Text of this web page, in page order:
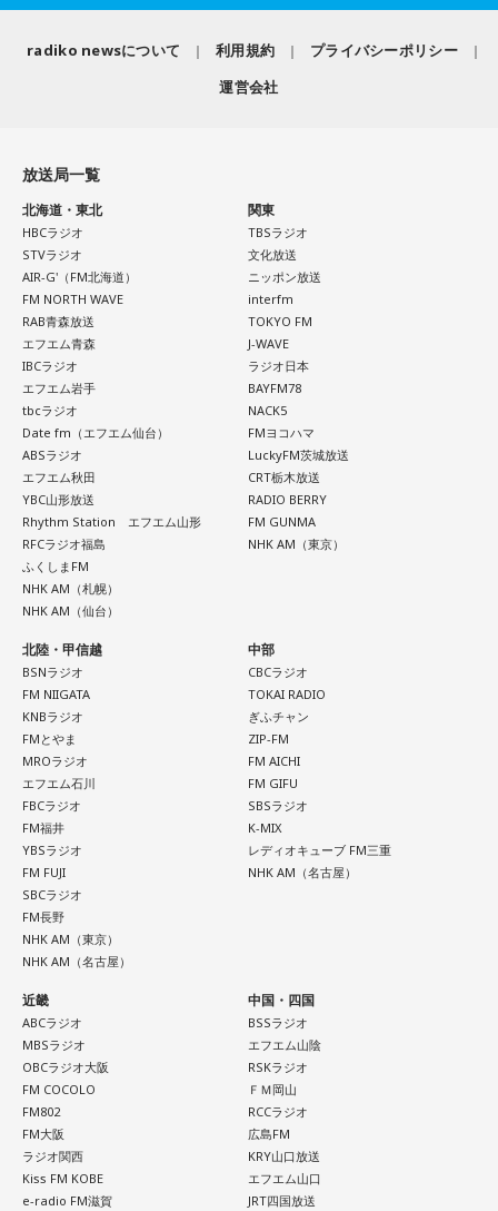
いて考える癖もつけてみて。
4．懐中電灯……本性は「冷静な神様!?」
懐中電灯は「今後の見通し」を暗示しています。あなたは極
こともあるので、時には素直になってみましょう。
＊
天使も悪魔も、どちらもあなたの一部。自分の中の両方を知
っておくことが、いざという時の本当の強さになるのかもし
れません。
■監修者プロフィール：蝶ちょ（ちょうちょ）
池袋占い館セレーネ所属。電話占いメルにも出演。第六感で
人の想いを捉える羅針盤ヒーラー。霊感タロット、四柱推
命、宿曜占星術でオーダーメイドの鑑定を手掛ける。転職、
結婚、離別など多くの経験から、今どう動くべきか悩む人に
寄り添いナビゲートする。
Webサイト： https://selene-uranai.com/
YouTube：https://www.youtube.com/@ataru-uranai
クルト×DeNA」に『ニッポン放送ショウアップナイター』の
スペシャルゲスト解説として登場する。現役時代は『ニッポ
みの髙津だが、『ニッポン放送ショウアップナイター』で解
説を務めるのは2013年以来、13年ぶりとなる。
ペナントレースも終盤に差し掛かり、古巣・ヤクルトにとっ
て勝負の夏となる神宮球場の一戦での髙津氏ならではの視点
に注目が集まる。
『ニッポン放送ショウアップナイター』では、今後も60周年
のアニバーサリーイヤーにふさわしい球界のレジェンドたち
がスペシャルゲスト解説者として登場する。さらに、リスナ
ーにとって嬉しい夏の味覚や現金が当たるプレゼント企画も
実施する。
■髙津臣吾 コメント
「ショウアップナイター」をお聴きの皆さま、ご無沙汰して
おります。
ペナントレース終盤の神宮球場、一つ一つのプレーの重みが
増す独特の緊張感を、ラジオを通じてお伝えできればと思い
ます。
よろしくお願いします！
「ニッポン放送ショウアップナイター ヤクルト×DeNA」
■放送日時：8月15日（土） 17時50分～試合終了 （延長対
応あり）
■スペシャルゲスト解説：髙津臣吾
■実況：師岡正雄アナウンサー
■番組X：@showup1242
■ハッシュタグ：#ショウアップナイター #60n
■メールアドレス：89@1242.com
■番組ホームページ：
https://www.1242.com/showup
radiko newsについて 利用規約
プライバシーポリシー
運営会社
放送局一覧
北海道・東北
HBCラジオ
STVラジオ
AIR-G'（FM北海道）
FM NORTH WAVE
RAB青森放送
エフエム青森
IBCラジオ
エフエム岩手
tbcラジオ
Date fm（エフエム仙台）
ABSラジオ
エフエム秋田
YBC山形放送
Rhythm Station エフエム山形
RFCラジオ福島
ふくしまFM
NHK AM（札幌）
NHK AM（仙台）
関東
TBSラジオ
文化放送
ニッポン放送
interfm
TOKYO FM
J-WAVE
ラジオ日本
BAYFM78
NACK5
FMヨコハマ
LuckyFM茨城放送
CRT栃木放送
RADIO BERRY
FM GUNMA
NHK AM（東京）
北陸・甲信越
BSNラジオ
FM NIIGATA
KNBラジオ
FMとやま
MROラジオ
エフエム石川
FBCラジオ
FM福井
YBSラジオ
FM FUJI
SBCラジオ
FM長野
NHK AM（東京）
NHK AM（名古屋）
中部
CBCラジオ
TOKAI RADIO
ぎふチャン
ZIP-FM
FM AICHI
FM GIFU
SBSラジオ
K-MIX
レディオキューブ FM三重
NHK AM（名古屋）
近畿
ABCラジオ
MBSラジオ
OBCラジオ大阪
FM COCOLO
FM802
FM大阪
ラジオ関西
Kiss FM KOBE
e-radio FM滋賀
中国・四国
BSSラジオ
エフエム山陰
RSKラジオ
ＦＭ岡山
RCCラジオ
広島FM
KRY山口放送
エフエム山口
JRT四国放送